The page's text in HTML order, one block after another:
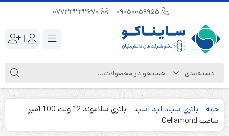
|
خانه - باتری سیلد لید اسید -
باتری سلاموند 12 ولت 100 آمپر
ساعت Cellamond